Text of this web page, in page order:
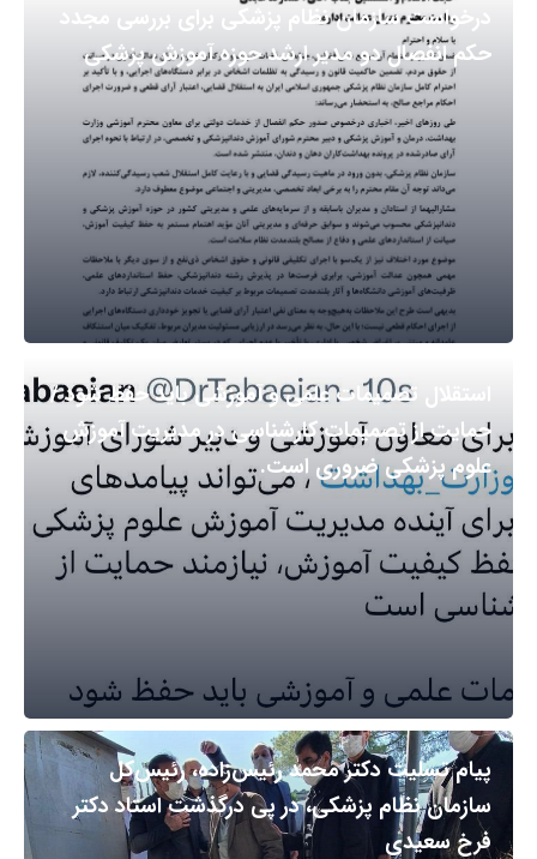
درخواست سازمان نظام پزشکی برای بررسی مجدد
حکم انفصال دو مدیر ارشد حوزه آموزش پزشکی
استقلال تصمیمات علمی و آموزشی باید حفظ شود /
حمایت از تصمیمات کارشناسی در مدیریت آموزش
علوم پزشکی ضروری است.
پیام تسلیت دکتر محمد رئیس‌زاده، رئیس‌کل
سازمان نظام پزشکی، در پی درگذشت استاد دکتر
فرخ سعیدی